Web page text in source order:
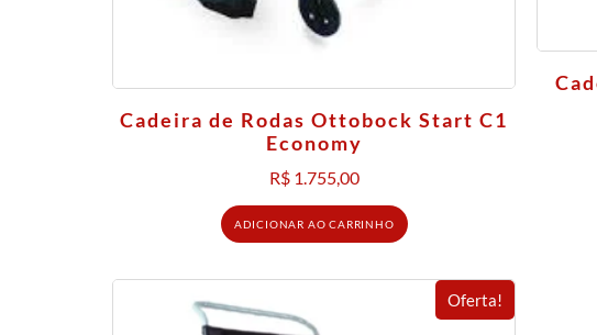
Cadeira de Rodas Ottobock Start C1
Economy
R$1.755,00
ADICIONAR AO CARRINHO
Oferta!